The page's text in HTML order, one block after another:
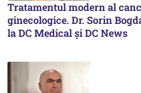
Tratamentul modern al
ginecologice. Dr. Sorin
la DC Medical și DC News